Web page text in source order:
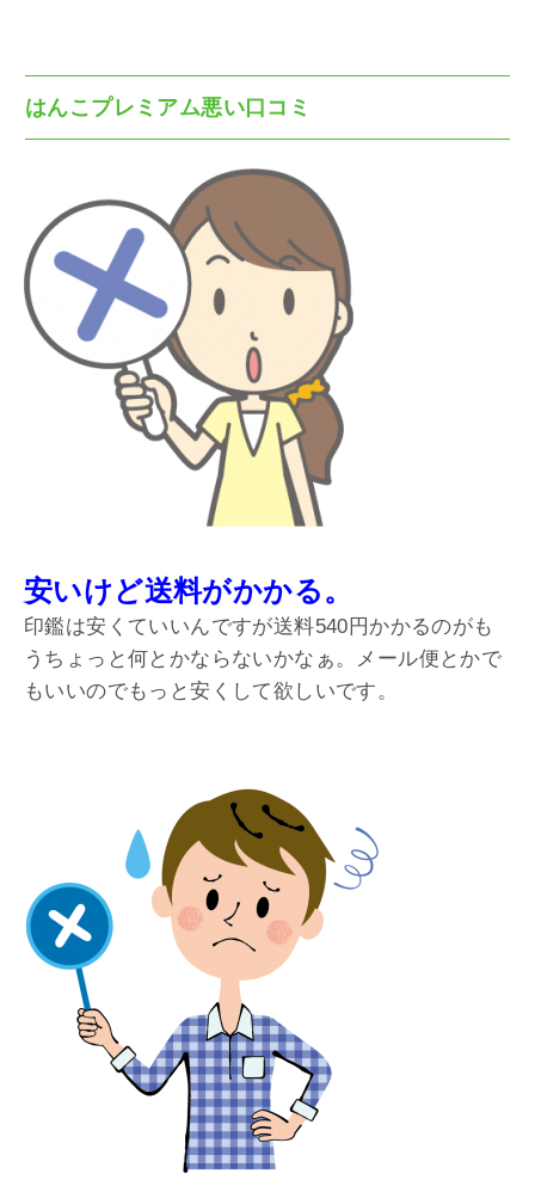
はんこプレミアム悪い口コミ
安いけど送料がかかる。
印鑑は安くていいんですが送料540円かかるのがも
うちょっと何とかならないかなぁ。メール便とかで
もいいのでもっと安くして欲しいです。